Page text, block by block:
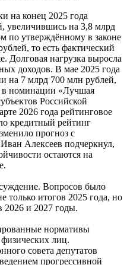
на конец 2025 года
увеличившись на 3,8 млрд
по утверждённому в законе
то есть фактический
Долговая нагрузка выросла
доходов. В мае 2025 года
на 7 млрд 700 млн рублей,
в номинации «Лучшая
Российской
2026 года рейтинговое
кредитный рейтинг
прогноз с
Алексеев подчеркнул,
остаются на
Вопросов было
только итогов 2025 года, но
2026 и 2027 годы.
нормативы
лиц.
совета депутатов
прогрессивной